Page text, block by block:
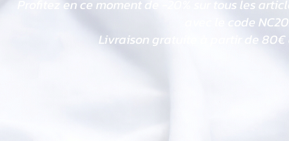
Profitez en ce moment de -20% sur tous les
avec le code
Livraison gratuite à partir de 80€